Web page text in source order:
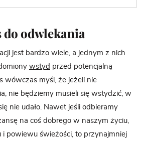
do odwlekania
jest bardzo wiele, a jednym z nich
wstyd przed potencjalną
wówczas myśl, że jeżeli nie
nie będziemy musieli się wstydzić, w
nie udało. Nawet jeśli odbieramy
na coś dobrego w naszym życiu,
i powiewu świeżości, to przynajmniej